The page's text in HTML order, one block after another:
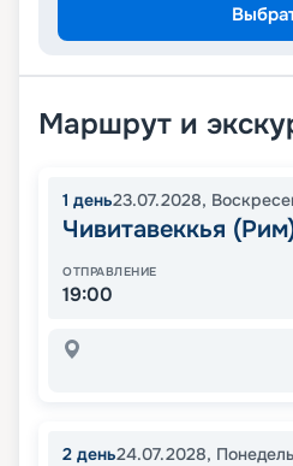
Маршрут и
1 день23.07.2028,
Чивитавеккья
ОТПРАВЛЕНИЕ
19:00
2 день24.07.2028,